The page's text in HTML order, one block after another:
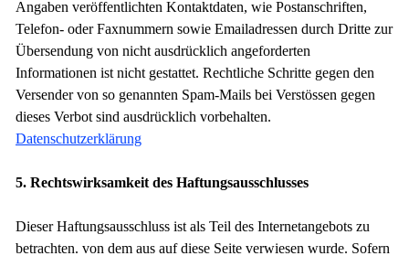
Angaben veröffentlichten Kontaktdaten, wie Postanschriften,
Telefon- oder Faxnummern sowie Emailadressen durch Dritte zur
Übersendung von nicht ausdrücklich angeforderten
Informationen ist nicht gestattet. Rechtliche Schritte gegen den
Versender von so genannten Spam-Mails bei Verstössen gegen
dieses Verbot sind ausdrücklich vorbehalten.
Datenschutzerklärung
5. Rechtswirksamkeit des Haftungsausschlusses
Dieser Haftungsausschluss ist als Teil des Internetangebots zu
betrachten. von dem aus auf diese Seite verwiesen wurde. Sofern